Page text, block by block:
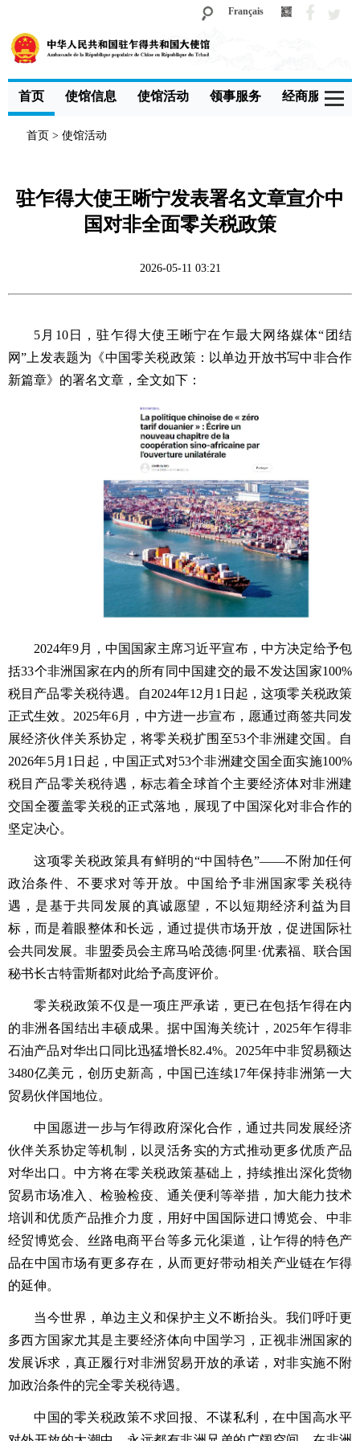
Français
首页 使馆信息 使馆活动 领事服务 经商服务
首页 > 使馆活动
驻乍得大使王晰宁发表署名文章宣介中
国对非全面零关税政策
2026-05-11 03:21
5月10日，驻乍得大使王晰宁在乍最大网络媒体“团结
网”上发表题为《中国零关税政策：以单边开放书写中非合作
新篇章》的署名文章，全文如下：
2024年9月，中国国家主席习近平宣布，中方决定给予包
括33个非洲国家在内的所有同中国建交的最不发达国家100%
税目产品零关税待遇。自2024年12月1日起，这项零关税政策
正式生效。2025年6月，中方进一步宣布，愿通过商签共同发
展经济伙伴关系协定，将零关税扩围至53个非洲建交国。自
2026年5月1日起，中国正式对53个非洲建交国全面实施100%
税目产品零关税待遇，标志着全球首个主要经济体对非洲建
交国全覆盖零关税的正式落地，展现了中国深化对非合作的
坚定决心。
这项零关税政策具有鲜明的“中国特色”——不附加任何
政治条件、不要求对等开放。中国给予非洲国家零关税待
遇，是基于共同发展的真诚愿望，不以短期经济利益为目
标，而是着眼整体和长远，通过提供市场开放，促进国际社
会共同发展。非盟委员会主席马哈茂德·阿里·优素福、联合国
秘书长古特雷斯都对此给予高度评价。
零关税政策不仅是一项庄严承诺，更已在包括乍得在内
的非洲各国结出丰硕成果。据中国海关统计，2025年乍得非
石油产品对华出口同比迅猛增长82.4%。2025年中非贸易额达
3480亿美元，创历史新高，中国已连续17年保持非洲第一大
贸易伙伴国地位。
中国愿进一步与乍得政府深化合作，通过共同发展经济
伙伴关系协定等机制，以灵活务实的方式推动更多优质产品
对华出口。中方将在零关税政策基础上，持续推出深化货物
贸易市场准入、检验检疫、通关便利等举措，加大能力技术
培训和优质产品推介力度，用好中国国际进口博览会、中非
经贸博览会、丝路电商平台等多元化渠道，让乍得的特色产
品在中国市场有更多存在，从而更好带动相关产业链在乍得
的延伸。
当今世界，单边主义和保护主义不断抬头。我们呼吁更
多西方国家尤其是主要经济体向中国学习，正视非洲国家的
发展诉求，真正履行对非洲贸易开放的承诺，对非实施不附
加政治条件的完全零关税待遇。
中国的零关税政策不求回报、不谋私利，在中国高水平